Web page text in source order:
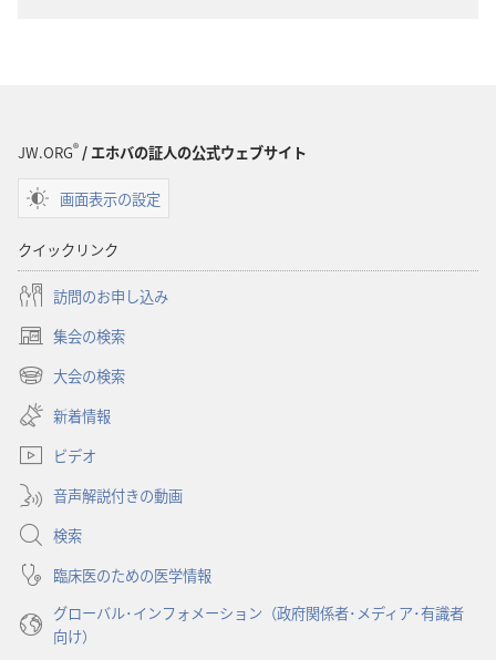
ン
JW.ORG®/ エホバの証人の公式ウェブサイト
画面表示の設定
クイックリンク
訪問のお申し込み
集会の検索
（新
し
タ
で
開
く）
大会の検索
（新
し
い
タ
ブ
で
開
く）
新着情報
ビデオ
音声解説付きの動画
検索
臨床医のための医学情報
グローバル･インフォメーション（政府関係者･メディア･有識者
向け）